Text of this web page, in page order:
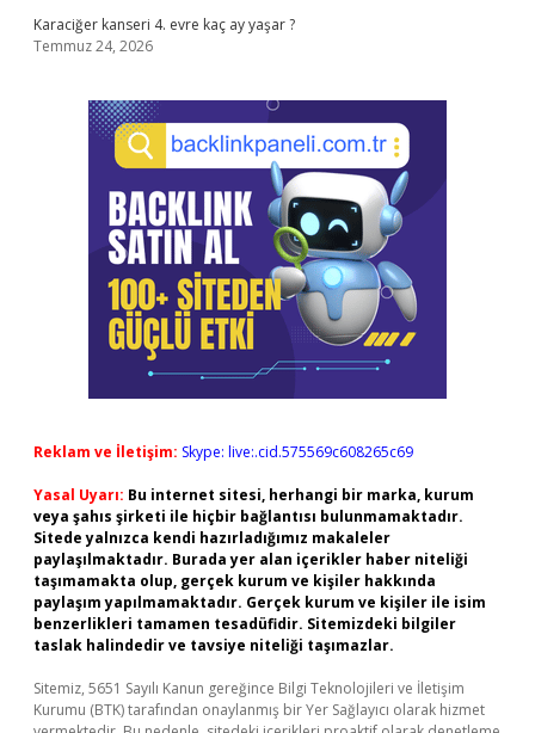
Karaciğer kanseri 4. evre kaç ay yaşar ?
Temmuz 24, 2026
Reklam ve İletişim: Skype: live:.cid.575569c608265c69
Yasal Uyarı: Bu internet sitesi, herhangi bir marka, kurum
veya şahıs şirketi ile hiçbir bağlantısı bulunmamaktadır.
Sitede yalnızca kendi hazırladığımız makaleler
paylaşılmaktadır. Burada yer alan içerikler haber niteliği
taşımamakta olup, gerçek kurum ve kişiler hakkında
paylaşım yapılmamaktadır. Gerçek kurum ve kişiler ile isim
benzerlikleri tamamen tesadüfidir. Sitemizdeki bilgiler
taslak halindedir ve tavsiye niteliği taşımazlar.
Sitemiz, 5651 Sayılı Kanun gereğince Bilgi Teknolojileri ve İletişim
Kurumu (BTK) tarafından onaylanmış bir Yer Sağlayıcı olarak hizmet